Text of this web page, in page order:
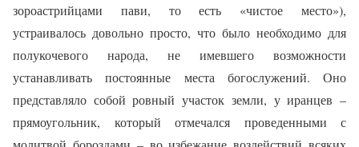
зороастрийцами пави, то есть «чистое место»),
устраивалось довольно просто, что было необходимо для
полукочевого народа, не имевшего возможности
устанавливать постоянные места богослужений. Оно
представляло собой ровный участок земли, у иранцев –
прямоугольник, который отмечался проведенными с